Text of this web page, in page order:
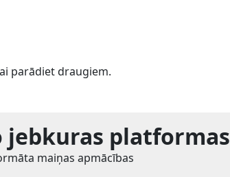
parādiet draugiem.
jebkuras platformas
maiņas apmācības